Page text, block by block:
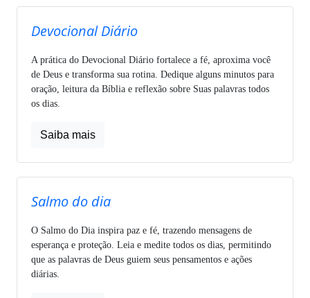
Devocional Diário
A prática do Devocional Diário fortalece a fé, aproxima você
de Deus e transforma sua rotina. Dedique alguns minutos para
oração, leitura da Bíblia e reflexão sobre Suas palavras todos
os dias.
Saiba mais
Salmo do dia
O Salmo do Dia inspira paz e fé, trazendo mensagens de
esperança e proteção. Leia e medite todos os dias, permitindo
que as palavras de Deus guiem seus pensamentos e ações
diárias.